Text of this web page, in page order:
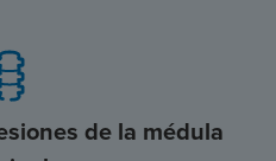
de la médula